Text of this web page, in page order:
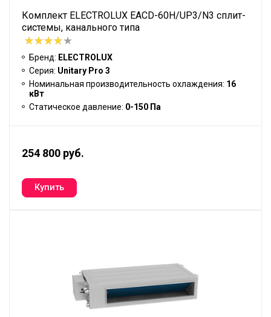
Комплект ELECTROLUX EACD-60H/UP3/N3 сплит-
системы, канального типа
Бренд: ELECTROLUX
Серия: Unitary Pro 3
Номинальная производительность охлаждения: 16
кВт
Статическое давление: 0-150 Па
254 800 руб.